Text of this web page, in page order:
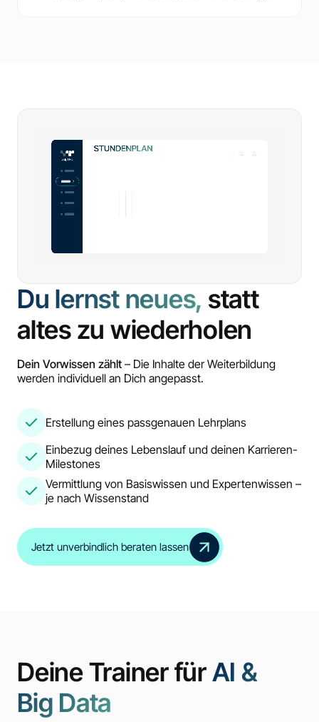
Du lernst neues, statt
altes zu wiederholen
Dein Vorwissen zählt – Die Inhalte der Weiterbildung
werden individuell an Dich angepasst.
Erstellung eines passgenauen Lehrplans
Einbezug deines Lebenslauf und deinen Karrieren-
Milestones
Vermittlung von Basiswissen und Expertenwissen –
je nach Wissenstand
Jetzt unverbindlich beraten lassen
Deine Trainer fürAI &
Big Data